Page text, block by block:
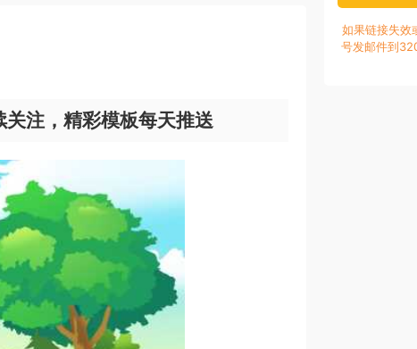
关注，精彩模板每天推送
如果链接失效
号发邮件到